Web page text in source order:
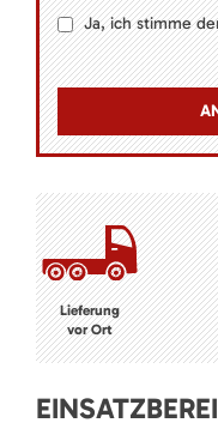
Ja, ich stimme
Lieferung
vor Ort